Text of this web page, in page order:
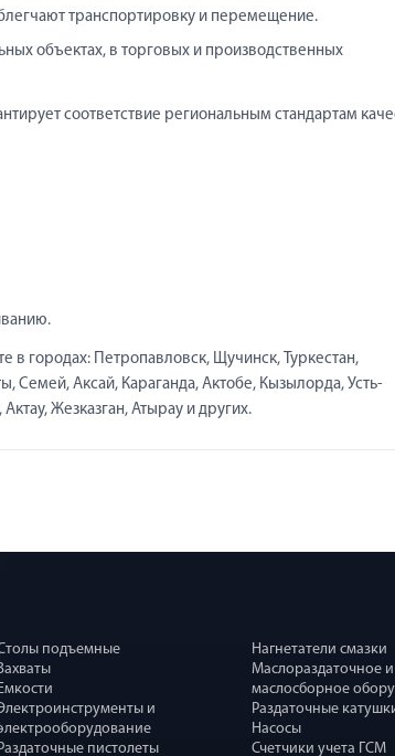
транспортировку и перемещение.
объектах, в торговых и производственных
соответствие региональным стандартам
в городах: Петропавловск, Щучинск, Туркестан,
Семей, Аксай, Караганда, Актобе, Кызылорда, Усть-
Жезказган, Атырау и других.
подъемные
и
пистолеты
Нагнетатели смазки
Маслораздаточное и
маслосборное
Раздаточные
Насосы
Счетчики учета ГСМ